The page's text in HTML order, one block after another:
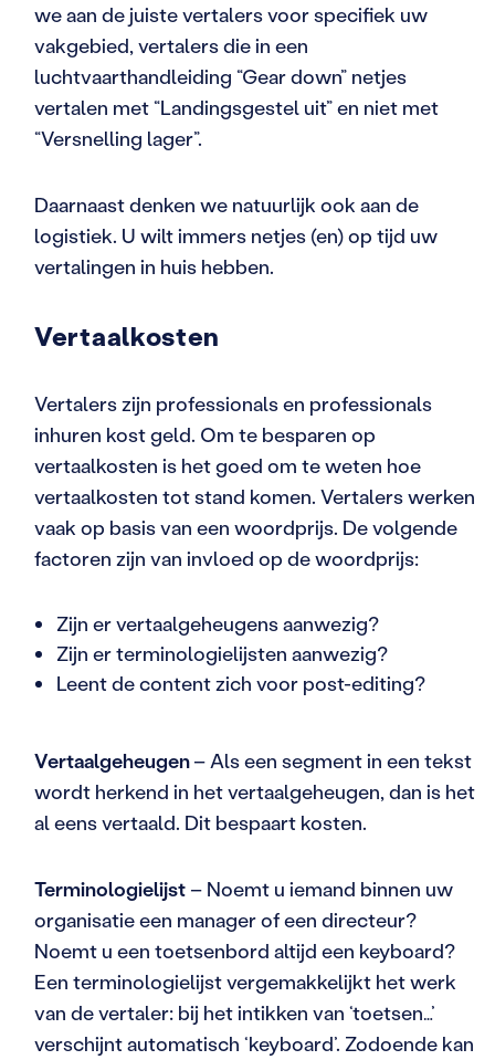
we aan de juiste vertalers voor specifiek uw
vakgebied, vertalers die in een
luchtvaarthandleiding “Gear down” netjes
vertalen met “Landingsgestel uit” en niet met
“Versnelling lager”.
Daarnaast denken we natuurlijk ook aan de
logistiek. U wilt immers netjes (en) op tijd uw
vertalingen in huis hebben.
Vertaalkosten
Vertalers zijn professionals en professionals
inhuren kost geld. Om te besparen op
vertaalkosten is het goed om te weten hoe
vertaalkosten tot stand komen. Vertalers werken
vaak op basis van een woordprijs. De volgende
factoren zijn van invloed op de woordprijs:
Zijn er vertaalgeheugens aanwezig?
Zijn er terminologielijsten aanwezig?
Leent de content zich voor post-editing?
Vertaalgeheugen– Als een segment in een tekst
wordt herkend in het vertaalgeheugen, dan is het
al eens vertaald. Dit bespaart kosten.
Terminologielijst – Noemt u iemand binnen uw
organisatie een manager of een directeur?
Noemt u een toetsenbord altijd een keyboard?
Een terminologielijst vergemakkelijkt het werk
van de vertaler: bij het intikken van ‘toetsen…’
verschijnt automatisch ‘keyboard’. Zodoende kan